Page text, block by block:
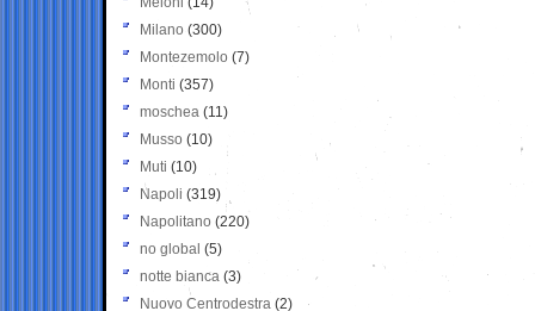
Milano (300)
Montezemolo (7)
Monti (357)
moschea (11)
Musso (10)
Muti (10)
Napoli (319)
Napolitano (220)
no global (5)
notte bianca (3)
Nuovo Centrodestra (2)